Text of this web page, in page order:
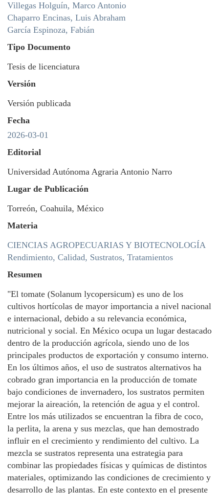
Villegas Holguín, Marco Antonio
Chaparro Encinas, Luis Abraham
García Espinoza, Fabián
Tipo Documento
Tesis de licenciatura
Versión
Versión publicada
Fecha
2026-03-01
Editorial
Universidad Autónoma Agraria Antonio Narro
Lugar de Publicación
Torreón, Coahuila, México
Materia
CIENCIAS AGROPECUARIAS Y BIOTECNOLOGÍA
Rendimiento, Calidad, Sustratos, Tratamientos
Resumen
"El tomate (Solanum lycopersicum) es uno de los
cultivos hortícolas de mayor importancia a nivel nacional
e internacional, debido a su relevancia económica,
nutricional y social. En México ocupa un lugar destacado
dentro de la producción agrícola, siendo uno de los
principales productos de exportación y consumo interno.
En los últimos años, el uso de sustratos alternativos ha
cobrado gran importancia en la producción de tomate
bajo condiciones de invernadero, los sustratos permiten
mejorar la aireación, la retención de agua y el control.
Entre los más utilizados se encuentran la fibra de coco,
la perlita, la arena y sus mezclas, que han demostrado
influir en el crecimiento y rendimiento del cultivo. La
mezcla se sustratos representa una estrategia para
combinar las propiedades físicas y químicas de distintos
materiales, optimizando las condiciones de crecimiento y
desarrollo de las plantas. En este contexto en el presente